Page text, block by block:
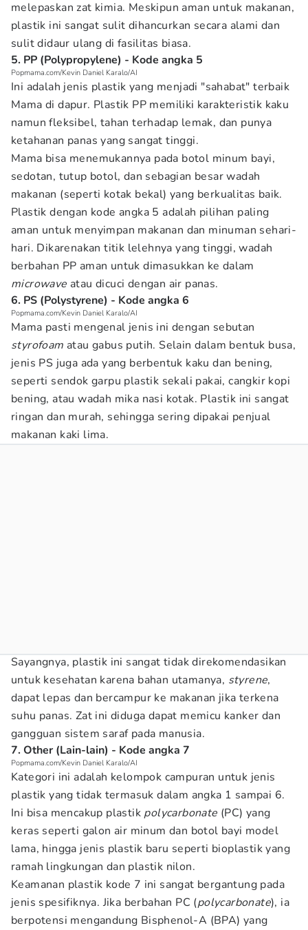
melepaskan zat kimia. Meskipun aman untuk makanan,
plastik ini sangat sulit dihancurkan secara alami dan
sulit didaur ulang di fasilitas biasa.
5. PP (Polypropylene) - Kode angka 5
Popmama.com/Kevin Daniel Karalo/AI
Ini adalah jenis plastik yang menjadi "sahabat" terbaik
Mama di dapur. Plastik PP memiliki karakteristik kaku
namun fleksibel, tahan terhadap lemak, dan punya
ketahanan panas yang sangat tinggi.
Mama bisa menemukannya pada botol minum bayi,
sedotan, tutup botol, dan sebagian besar wadah
makanan (seperti kotak bekal) yang berkualitas baik.
Plastik dengan kode angka 5 adalah pilihan paling
aman untuk menyimpan makanan dan minuman sehari-
hari. Dikarenakan titik lelehnya yang tinggi, wadah
berbahan PP aman untuk dimasukkan ke dalam
microwave atau dicuci dengan air panas.
6. PS (Polystyrene) - Kode angka 6
Popmama.com/Kevin Daniel Karalo/AI
Mama pasti mengenal jenis ini dengan sebutan
styrofoam atau gabus putih. Selain dalam bentuk busa,
jenis PS juga ada yang berbentuk kaku dan bening,
seperti sendok garpu plastik sekali pakai, cangkir kopi
bening, atau wadah mika nasi kotak. Plastik ini sangat
ringan dan murah, sehingga sering dipakai penjual
makanan kaki lima.
Sayangnya, plastik ini sangat tidak direkomendasikan
untuk kesehatan karena bahan utamanya, styrene,
dapat lepas dan bercampur ke makanan jika terkena
suhu panas. Zat ini diduga dapat memicu kanker dan
gangguan sistem saraf pada manusia.
7. Other (Lain-lain) - Kode angka 7
Popmama.com/Kevin Daniel Karalo/AI
Kategori ini adalah kelompok campuran untuk jenis
plastik yang tidak termasuk dalam angka 1 sampai 6.
Ini bisa mencakup plastik polycarbonate (PC) yang
keras seperti galon air minum dan botol bayi model
lama, hingga jenis plastik baru seperti bioplastik yang
ramah lingkungan dan plastik nilon.
Keamanan plastik kode 7 ini sangat bergantung pada
jenis spesifiknya. Jika berbahan PC (polycarbonate), ia
berpotensi mengandung Bisphenol-A (BPA) yang